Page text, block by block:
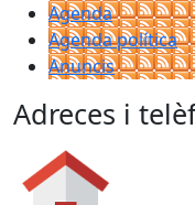
Agenda
Agenda política
Anuncis
Adreces i